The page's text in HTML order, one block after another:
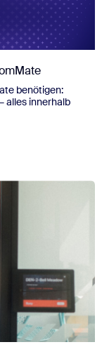
benötigen:
alles innerhalb